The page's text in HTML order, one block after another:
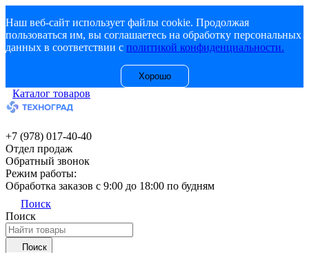
Наш веб-сайт использует файлы cookie. Продолжая
пользоваться им, вы соглашаетесь на обработку персональных
данных в соответствии с политикой конфиденциальности.
Хорошо
Каталог товаров
+7 (978) 017-40-40
Отдел продаж
Обратный звонок
Режим работы:
Обработка заказов с 9:00 до 18:00 по будням
Поиск
Поиск
Поиск